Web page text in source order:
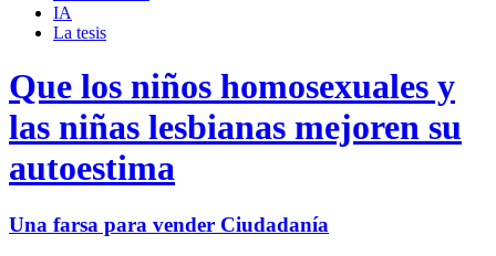
IA
La tesis
Que los niños homosexuales y
las niñas lesbianas mejoren su
autoestima
Una farsa para vender Ciudadanía­